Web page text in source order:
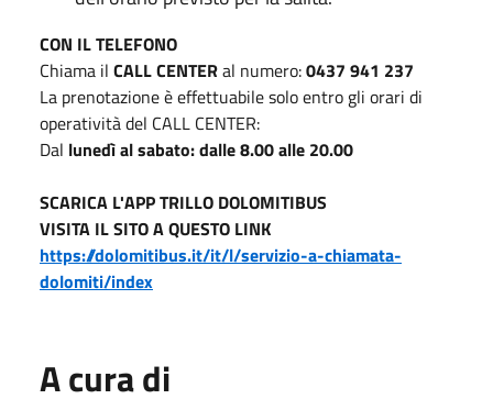
CON IL TELEFONO
Chiama il CALL CENTERal numero:0437 941 237
La prenotazione è effettuabile solo entro gli orari di
operatività del CALL CENTER:
Dal lunedì al sabato: dalle 8.00 alle 20.00
SCARICA L'APP TRILLO DOLOMITIBUS
VISITA IL SITO A QUESTO LINK
https://dolomitibus.it/it/l/servizio-a-chiamata-
dolomiti/index
A cura di